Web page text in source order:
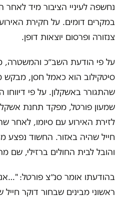
נחשפה לעיניי הציבור מיד לאחר
במקרים דומים. על חקירת
צנזורה ופרסום יוצאות דופן.
על פי הודעת השב״כ והמשטרה,
סיטקילוב הוא כאמל חסן, מבקש
שהתגורר באשקלון. על פי דיווחו
שמעון פורטל, מפקד תחנת
לזירת האירוע עם סיומו, לאחר
חייל שהיה באזור. החשוד נפצע
והובל לבית החולים ברזילי, שם
בהודעתו אומר סנ״צ פורטל:
ראשוני מבינים שבחור דוקר